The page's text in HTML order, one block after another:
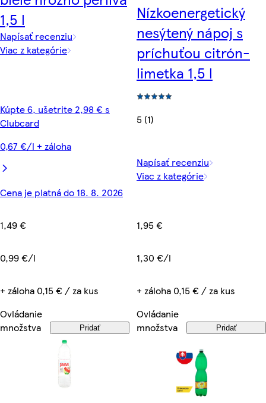
1,5 l
Napísať recenziu
Viac z kategórie
Kúpte 6, ušetrite 2,98 € s
Clubcard
0,67 €/l + záloha
Cena je platná do 18. 8. 2026
1,49 €
0,99 €/l
+ záloha 0,15 € / za kus
Ovládanie
množstva
Pridať
Nízkoenergetický
nesýtený nápoj s
príchuťou citrón-
limetka 1,5 l
5 (1)
Napísať recenziu
Viac z kategórie
1,95 €
1,30 €/l
+ záloha 0,15 € / za kus
Ovládanie
množstva
Pridať